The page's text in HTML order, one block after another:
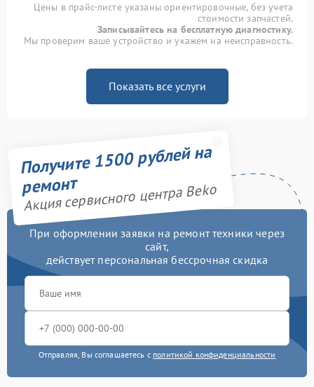
Цены в прайс-листе указаны ориентировочные, без учета
стоимости запчастей.
Записывайтесь на бесплатную диагностику.
Мы проверим ваше устройство и укажем на неисправность.
Показать все услуги
Получите 1500 рублей на
ремонт
Акция сервисного центра Beko
При оформлении заявки на ремонт техники через
сайт,
действует персональная бессрочная скидка
Отправляя, Вы соглашаетесь с политикой конфиденциальности